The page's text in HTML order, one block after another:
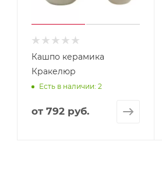
Кашпо керамика
Кракелюр
Есть в наличии: 2
от 792 руб.